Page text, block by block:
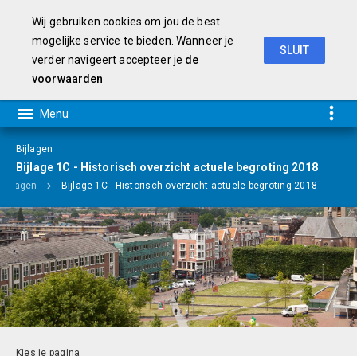
Bijlagen
Bijlage 1C - Historisch overzicht actuele begroting 2018
Bijlagen Bijlage 1C - Historisch overzicht actuele begroting 2018
Wij gebruiken cookies om jou de best
mogelijke service te bieden. Wanneer je
verder navigeert accepteer je de
voorwaarden
SLUIT